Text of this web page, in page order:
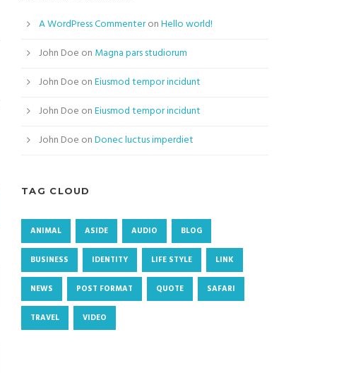
A WordPress CommenteronHello world!
John Doe on Magna pars studiorum
John Doe onEiusmod tempor incidunt
John Doe onEiusmod tempor incidunt
John Doe onDonec luctus imperdiet
TAG CLOUD
ANIMAL ASIDE AUDIO BLOG
BUSINESS IDENTITY LIFE STYLE LINK
NEWS POST FORMAT QUOTE SAFARI
TRAVEL VIDEO